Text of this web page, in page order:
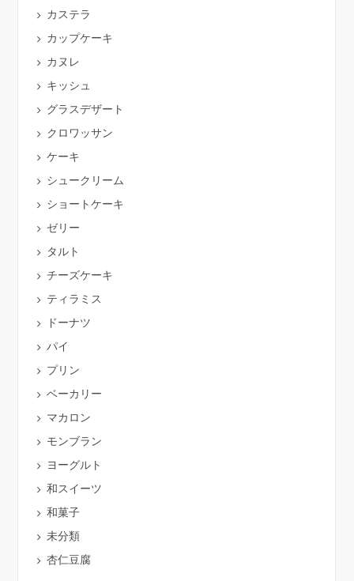
カステラ
カップケーキ
カヌレ
キッシュ
グラスデザート
クロワッサン
ケーキ
シュークリーム
ショートケーキ
ゼリー
タルト
チーズケーキ
ティラミス
ドーナツ
パイ
プリン
ベーカリー
マカロン
モンブラン
ヨーグルト
和スイーツ
和菓子
未分類
杏仁豆腐